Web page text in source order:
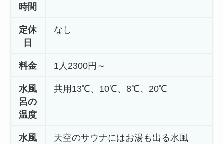
時間
定休
日
なし
料金 1人2300円～
水風
呂の
温度
共用13℃、10℃、8℃、20℃
水風
天空のサウナにはお湯も出る水風